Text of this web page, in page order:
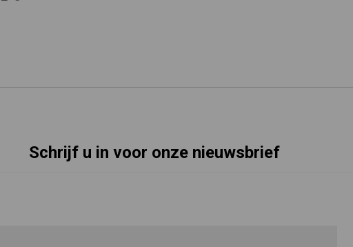
Schrijf u in voor onze nieuwsbrief